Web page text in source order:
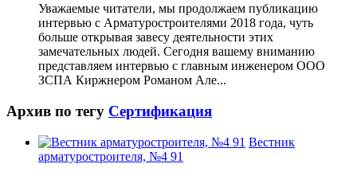
Уважаемые читатели, мы продолжаем публикацию
интервью с Арматуростроителями 2018 года, чуть
больше открывая завесу деятельности этих
замечательных людей. Сегодня вашему вниманию
представляем интервью с главным инженером ООО
ЗСПА Киржнером Романом Але...
Архив по тегу Сертификация
Вестник
арматуростроителя, №4 91